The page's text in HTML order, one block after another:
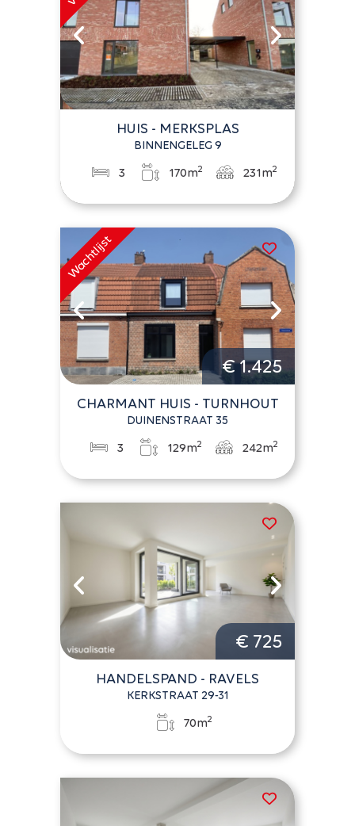
HUIS - MERKSPLAS
BINNENGELEG 9
3 170m2 231m2
€ 1.425
CHARMANT HUIS - TURNHOUT
DUINENSTRAAT 35
3 129m2 242m2
€ 725
HANDELSPAND - RAVELS
KERKSTRAAT 29-31
70m2